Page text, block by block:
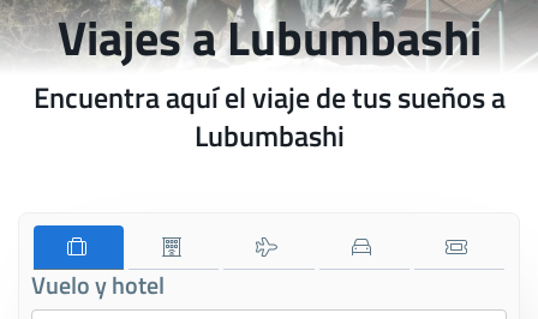
Viajes a Lubumbashi
Encuentra aquí el viaje de tus sueños a
Lubumbashi
Vuelo y hotel